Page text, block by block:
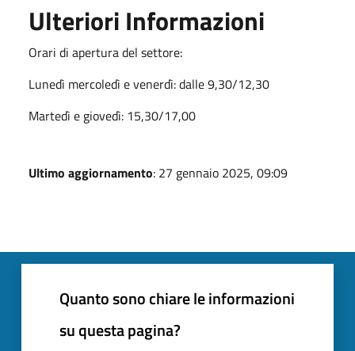
Ulteriori Informazioni
Orari di apertura del settore:
Lunedì mercoledì e venerdì: dalle 9,30/12,30
Martedì e giovedì: 15,30/17,00
Ultimo aggiornamento: 27 gennaio 2025, 09:09
Quanto sono chiare le informazioni
su questa pagina?